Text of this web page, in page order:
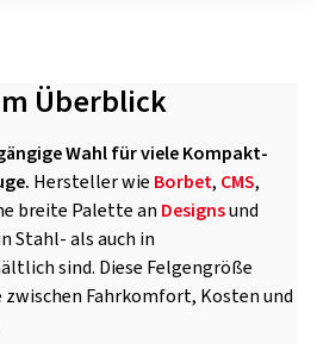
Überblick
Wahl für viele Kompakt-
Hersteller wie Borbet, CMS,
breite Palette an Designsund
Stahl- als auch in
sind. Diese Felgengröße
Fahrkomfort, Kosten und